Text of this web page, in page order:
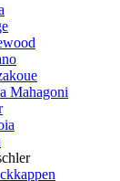
Mahagoni